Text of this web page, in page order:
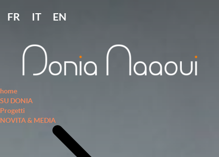
FR IT EN
home
SU DONIA
Progetti
NOVITA & MEDIA